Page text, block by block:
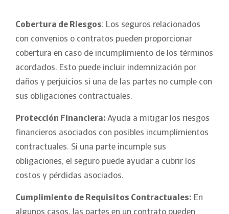
Cobertura de Riesgos: Los seguros relacionados
con convenios o contratos pueden proporcionar
cobertura en caso de incumplimiento de los términos
acordados. Esto puede incluir indemnización por
daños y perjuicios si una de las partes no cumple con
sus obligaciones contractuales.
Protección Financiera: Ayuda a mitigar los riesgos
financieros asociados con posibles incumplimientos
contractuales. Si una parte incumple sus
obligaciones, el seguro puede ayudar a cubrir los
costos y pérdidas asociados.
Cumplimiento de Requisitos Contractuales: En
algunos casos, las partes en un contrato pueden